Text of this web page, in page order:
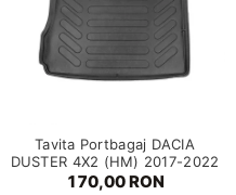
Tavita Portbagaj DACIA
DUSTER 4X2 (HM) 2017-2022
170,00 RON